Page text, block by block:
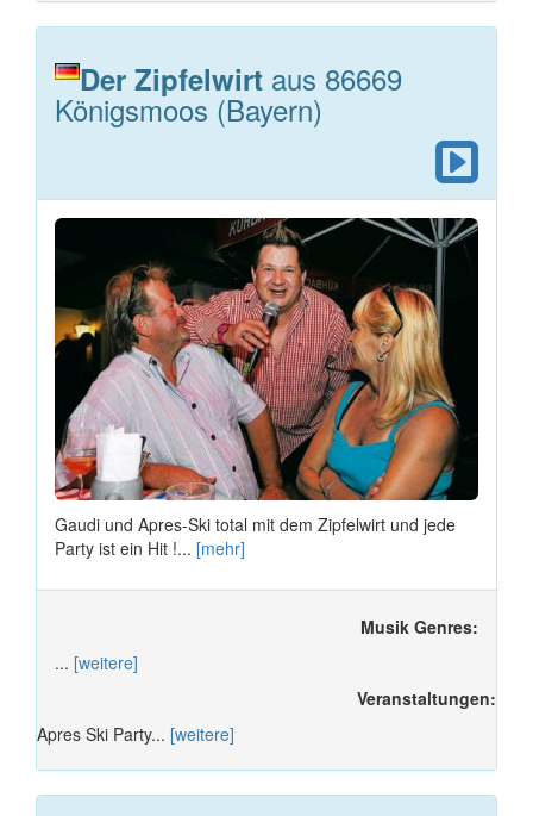
Der Zipfelwirt aus 86669
Königsmoos (Bayern)
Gaudi und Apres-Ski total mit dem Zipfelwirt und jede
Party ist ein Hit !... [mehr]
Musik Genres:
... [weitere]
Veranstaltungen:
Apres Ski Party... [weitere]